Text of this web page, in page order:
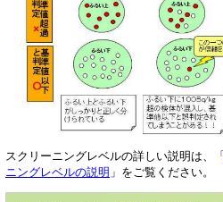
スクリーニングレベルの詳しい説明は、「
ニングレベルの説明 」をご覧ください。